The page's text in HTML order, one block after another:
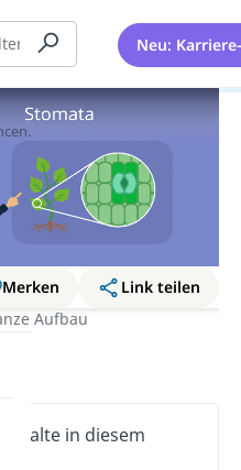
Neu:
Merken
Link teilen
Aufbau
in diesem